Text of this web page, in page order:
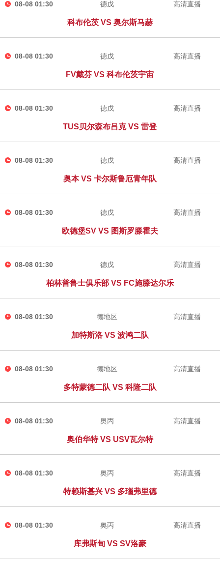
08-08 01:30 德戊
科布伦茨 VS 奥尔斯马赫
高清直播
08-08 01:30 德戊
FV戴芬 VS 科布伦茨宇宙
高清直播
08-08 01:30 德戊
TUS贝尔森布吕克 VS 雷登
高清直播
08-08 01:30 德戊
奥本 VS 卡尔斯鲁厄青年队
高清直播
08-08 01:30 德戊
欧德堡SV VS 图斯罗滕霍夫
高清直播
08-08 01:30 德戊
柏林普鲁士俱乐部 VS FC施滕达尔乐
高清直播
08-08 01:30 德地区
加特斯洛 VS 波鸿二队
高清直播
08-08 01:30 德地区
多特蒙德二队 VS 科隆二队
高清直播
08-08 01:30 奥丙
奥伯华特 VS USV瓦尔特
高清直播
08-08 01:30 奥丙
特赖斯基兴 VS 多瑙弗里德
高清直播
08-08 01:30 奥丙
库弗斯甸 VS SV洛豪
高清直播